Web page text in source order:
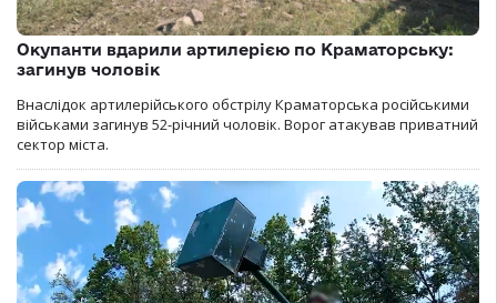
Окупанти вдарили артилерією по Краматорську:
загинув чоловік
Внаслідок артилерійського обстрілу Краматорська російськими
військами загинув 52-річний чоловік. Ворог атакував приватний
сектор міста.